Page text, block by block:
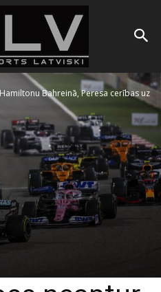
Bahreinā, Peresa cerības uz